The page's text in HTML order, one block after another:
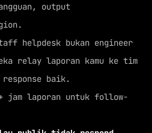
output
helpdesk bukan engineer
relay laporan kamu ke tim
baik.
jam laporan untuk follow-